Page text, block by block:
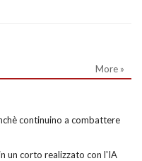
More »
continuino a combattere
un corto realizzato con l'IA